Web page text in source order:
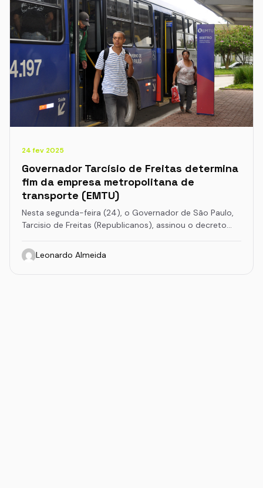
24 fev 2025
Governador Tarcísio de Freitas determina
fim da empresa metropolitana de
transporte (EMTU)
Nesta segunda-feira (24), o Governador de São Paulo,
Tarcisio de Freitas (Republicanos), assinou o decreto…
Leonardo Almeida